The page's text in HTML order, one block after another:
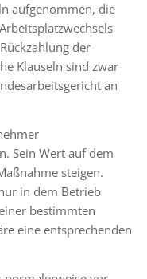
aufgenommen, die
der
Klauseln sind zwar
an
Sein Wert auf dem
steigen.
in dem Betrieb
bestimmten
eine entsprechenden